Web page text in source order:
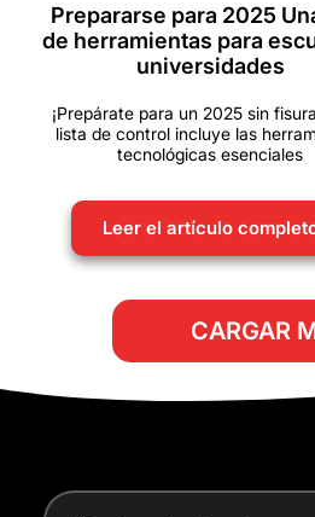
Prepararse para 2025
de herramientas para
universidades
¡Prepárate para un 2025 sin
lista de control incluye las
tecnológicas esenciales
Leer el artículo
CARGAR